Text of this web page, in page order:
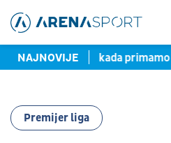
NAJNOVIJE
sport: Nekada primamo glupe
Premijer liga